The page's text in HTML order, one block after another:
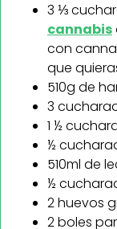
3 ⅓
cannabis
con
que
510g de
3
1 ½
½
510ml de
½
2 huevos
2 boles